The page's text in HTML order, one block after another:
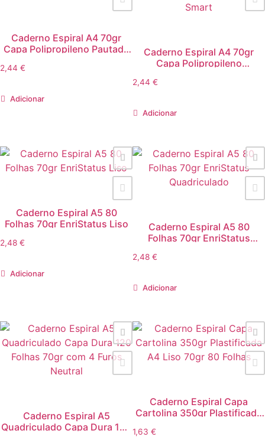
Caderno Espiral A4 70gr
Capa Polipropileno Pautado
2,44 €
Adicionar
Caderno Espiral A4 70gr
Capa Polipropileno
2,44 €
Adicionar
Caderno Espiral A5 80
Folhas 70gr EnriStatus Liso
2,48 €
Adicionar
Caderno Espiral A5 80
Folhas 70gr EnriStatus
2,48 €
Adicionar
Caderno Espiral A5
Quadriculado Capa Dura 120
Caderno Espiral Capa
Cartolina 350gr Plastificada
1,63 €